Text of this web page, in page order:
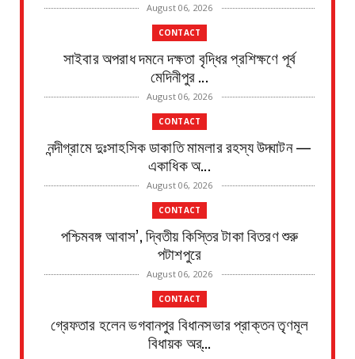
August 06, 2026
CONTACT
সাইবার অপরাধ দমনে দক্ষতা বৃদ্ধির প্রশিক্ষণে পূর্ব
মেদিনীপুর ...
August 06, 2026
CONTACT
নন্দীগ্রামে দুঃসাহসিক ডাকাতি মামলার রহস্য উদ্ঘাটন —
একাধিক অ...
August 06, 2026
CONTACT
পশ্চিমবঙ্গ আবাস’, দ্বিতীয় কিস্তির টাকা বিতরণ শুরু
পটাশপুরে
August 06, 2026
CONTACT
গ্রেফতার হলেন ভগবানপুর বিধানসভার প্রাক্তন তৃণমূল
বিধায়ক অর্...